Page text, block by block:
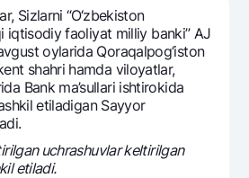
uchun
USD
Sizlarni “O‘zbеkiston
iqtisodiy faoliyat milliy banki” AJ
oylarida Qoraqalpog‘iston
shahri hamda viloyatlar,
Bank ma’sullari ishtirokida
etiladigan Sayyor
uchrashuvlar kеltirilgan
etiladi.